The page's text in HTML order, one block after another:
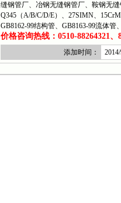
缝钢管厂、冶钢无缝钢管厂、鞍钢无
Q345（A/B/C/D/E）、27SIMN、
GB8162-99结构管、GB8163-99流体
价格咨询热线：0510-88264321、
添加时间：